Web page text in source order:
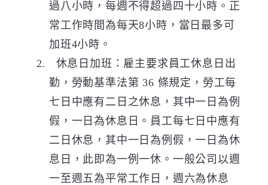
過八小時，每週不得超過四十小時。 正
常工作時間為每天8小時，當日最多可
加班4小時。
休息日加班：雇主要求員工休息日出
勤， 勞動基準法第 36 條規定，勞工每
七日中應有二日之休息，其中一日為例
假，一日為休息日。 員工每七日中應有
二日休息，其中一日為例假，一日為休
息日，此即為一例一休。一般公司以週
一至週五為平常工作日，週六為休息